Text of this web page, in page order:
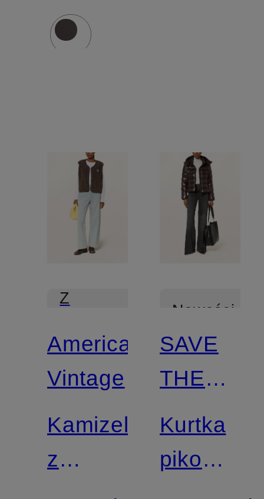
Z
American
Vintage
Kamizelka
z
pluszowego
Nowości
Z
certyfikatem
SAVE
THE
DUCK
Kurtka
pikowana